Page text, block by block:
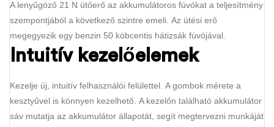
A lenyűgöző 21 N ütőerő az akkumulátoros fúvókat a teljesítmény
szempontjából a következő szintre emeli. Az ütési erő
megegyezik egy benzin 50 köbcentis hátizsák fúvójával.
Intuitív kezelőelemek
Kezelje új, intuitív felhasználói felülettel. A gombok mérete a
kesztyűvel is könnyen kezelhető. A kezelőn található akkumulátor
sáv mutatja az akkumulátor állapotát, segít megtervezni munkáját